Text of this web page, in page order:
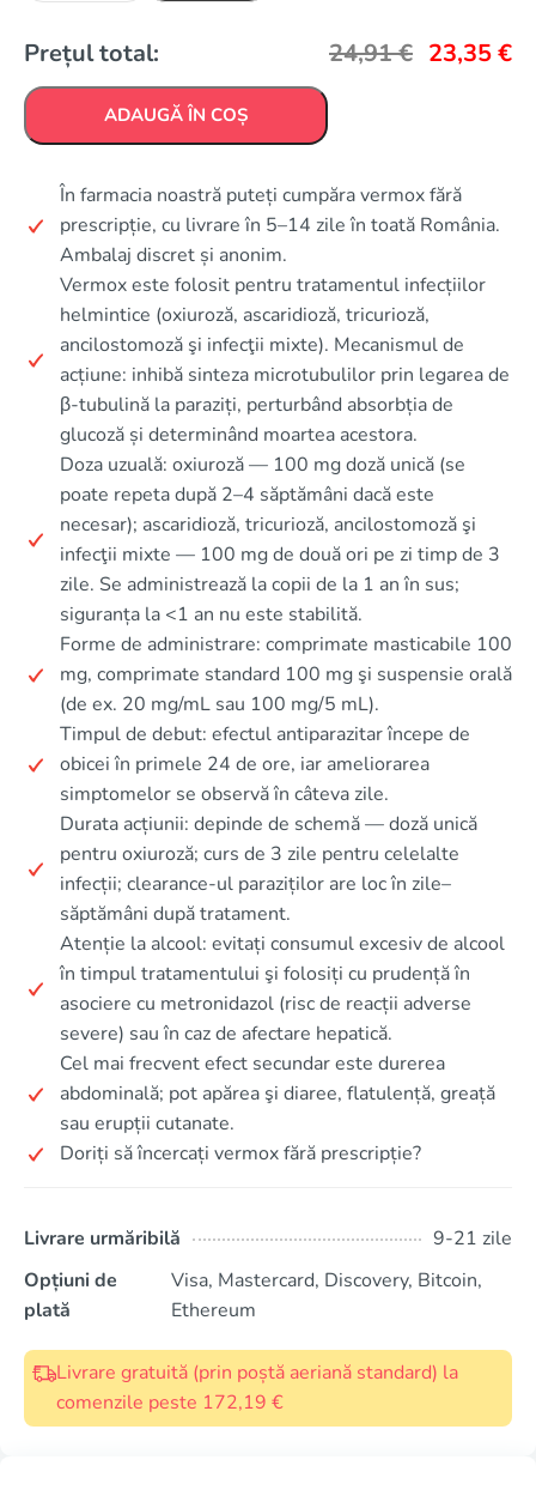
Prețul total: 24,91€ 23,35€
ADAUGĂ ÎN COȘ
În farmacia noastră puteți cumpăra vermox fără
prescripție, cu livrare în 5–14 zile în toată România.
Ambalaj discret și anonim.
Vermox este folosit pentru tratamentul infecțiilor
helmintice (oxiuroză, ascaridioză, tricurioză,
ancilostomoză şi infecţii mixte). Mecanismul de
acțiune: inhibă sinteza microtubulilor prin legarea de
β-tubulină la paraziți, perturbând absorbția de
glucoză și determinând moartea acestora.
Doza uzuală: oxiuroză — 100 mg doză unică (se
poate repeta după 2–4 săptămâni dacă este
necesar); ascaridioză, tricurioză, ancilostomoză şi
infecţii mixte — 100 mg de două ori pe zi timp de 3
zile. Se administrează la copii de la 1 an în sus;
siguranța la <1 an nu este stabilită.
Forme de administrare: comprimate masticabile 100
mg, comprimate standard 100 mg şi suspensie orală
(de ex. 20 mg/mL sau 100 mg/5 mL).
Timpul de debut: efectul antiparazitar începe de
obicei în primele 24 de ore, iar ameliorarea
simptomelor se observă în câteva zile.
Durata acțiunii: depinde de schemă — doză unică
pentru oxiuroză; curs de 3 zile pentru celelalte
infecții; clearance-ul paraziților are loc în zile–
săptămâni după tratament.
Atenție la alcool: evitați consumul excesiv de alcool
în timpul tratamentului şi folosiți cu prudență în
asociere cu metronidazol (risc de reacții adverse
severe) sau în caz de afectare hepatică.
Cel mai frecvent efect secundar este durerea
abdominală; pot apărea şi diaree, flatulență, greață
sau erupții cutanate.
Doriți să încercați vermox fără prescripție?
Livrare urmăribilă
9-21 zile
Opțiuni de
plată
Visa, Mastercard, Discovery, Bitcoin,
Ethereum
Livrare gratuită (prin poștă aeriană standard) la
comenzile peste 172,19 €